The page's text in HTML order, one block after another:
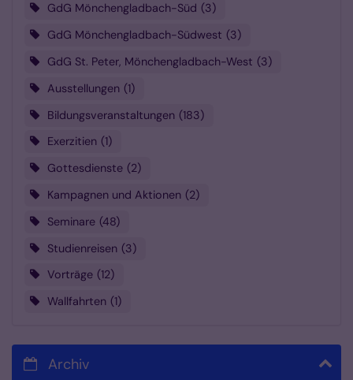
GdG Mönchengladbach-Süd
3
GdG Mönchengladbach-Südwest 3
GdG St. Peter, Mönchengladbach-West 3
Ausstellungen 1
Bildungsveranstaltungen 183
Exerzitien 1
Gottesdienste 2
Kampagnen und Aktionen 2
Seminare 48
Studienreisen 3
Vorträge 12
Wallfahrten 1
Archiv